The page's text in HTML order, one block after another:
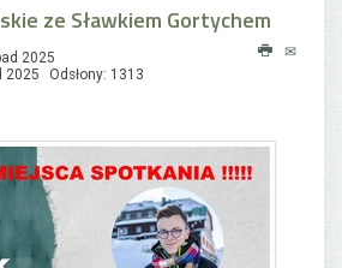
ze Sławkiem Gortychem
2025
2025
Odsłony: 1313